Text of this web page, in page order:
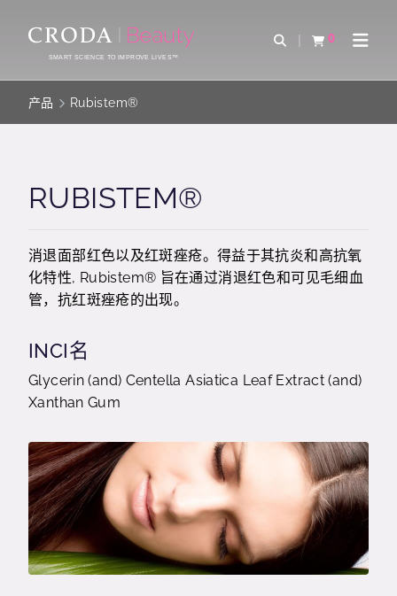
CONTENTSMART SCIENCE TO IMPROVE LIVES™
Open Search
0
查看购物车Open
产品 Rubistem®
RUBISTEM®
消退面部红色以及红斑痤疮。得益于其抗炎和高抗氧
化特性, Rubistem® 旨在通过消退红色和可见毛细血
管，抗红斑痤疮的出现。
INCI名
Glycerin (and) Centella Asiatica Leaf Extract (and)
Xanthan Gum